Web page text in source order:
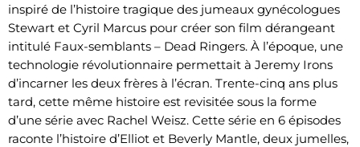
inspiré de l’histoire tragique des jumeaux gynécologues
Stewart et Cyril Marcus pour créer son film dérangeant
intitulé Faux-semblants – Dead Ringers. À l’époque, une
technologie révolutionnaire permettait à Jeremy Irons
d’incarner les deux frères à l’écran. Trente-cinq ans plus
tard, cette même histoire est revisitée sous la forme
d’une série avec Rachel Weisz. Cette série en 6 épisodes
raconte l’histoire d’Elliot et Beverly Mantle, deux jumelles,